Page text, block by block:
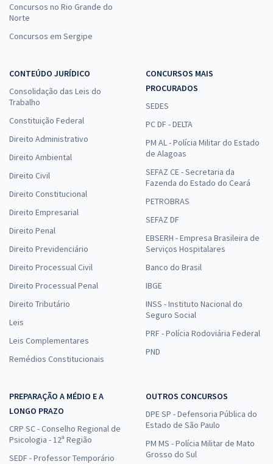
Concursos no Rio Grande do
Norte
Concursos em Sergipe
CONTEÚDO JURÍDICO
Consolidação das Leis do
Trabalho
Constituição Federal
Direito Administrativo
Direito Ambiental
Direito Civil
Direito Constitucional
Direito Empresarial
Direito Penal
Direito Previdenciário
Direito Processual Civil
Direito Processual Penal
Direito Tributário
Leis
Leis Complementares
Remédios Constitucionais
CONCURSOS MAIS
PROCURADOS
SEDES
PC DF - DELTA
PM AL - Polícia Militar do Estado
de Alagoas
SEFAZ CE - Secretaria da
Fazenda do Estado do Ceará
PETROBRAS
SEFAZ DF
EBSERH - Empresa Brasileira de
Serviços Hospitalares
Banco do Brasil
IBGE
INSS - Instituto Nacional do
Seguro Social
PRF - Polícia Rodoviária Federal
PND
PREPARAÇÃO A MÉDIO E A
LONGO PRAZO
CRP SC - Conselho Regional de
Psicologia - 12ª Região
SEDF - Professor Temporário
OUTROS CONCURSOS
DPE SP - Defensoria Pública do
Estado de São Paulo
PM MS - Polícia Militar de Mato
Grosso do Sul